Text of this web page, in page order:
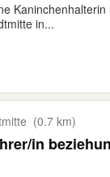
in...
(0.7 km)
in